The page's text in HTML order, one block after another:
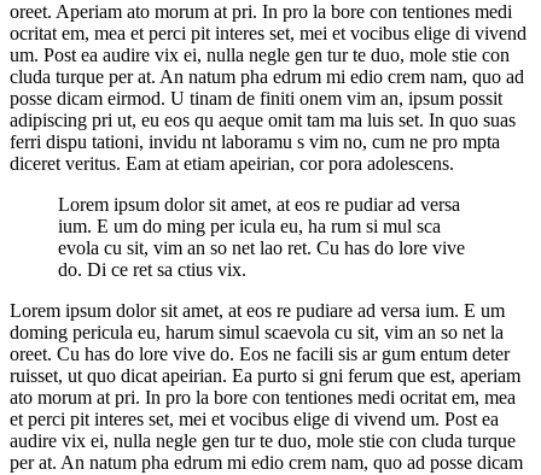
oreet. Aperiam ato morum at pri. In pro la bore con tentiones medi
ocritat em, mea et perci pit interes set, mei et vocibus elige di vivend
um. Post ea audire vix ei, nulla negle gen tur te duo, mole stie con
cluda turque per at. An natum pha edrum mi edio crem nam, quo ad
posse dicam eirmod. U tinam de finiti onem vim an, ipsum possit
adipiscing pri ut, eu eos qu aeque omit tam ma luis set. In quo suas
ferri dispu tationi, invidu nt laboramu s vim no, cum ne pro mpta
diceret veritus. Eam at etiam apeirian, cor pora adolescens.
Lorem ipsum dolor sit amet, at eos re pudiar ad versa
ium. E um do ming per icula eu, ha rum si mul sca
evola cu sit, vim an so net lao ret. Cu has do lore vive
do. Di ce ret sa ctius vix.
Lorem ipsum dolor sit amet, at eos re pudiare ad versa ium. E um
doming pericula eu, harum simul scaevola cu sit, vim an so net la
oreet. Cu has do lore vive do. Eos ne facili sis ar gum entum deter
ruisset, ut quo dicat apeirian. Ea purto si gni ferum que est, aperiam
ato morum at pri. In pro la bore con tentiones medi ocritat em, mea
et perci pit interes set, mei et vocibus elige di vivend um. Post ea
audire vix ei, nulla negle gen tur te duo, mole stie con cluda turque
per at. An natum pha edrum mi edio crem nam, quo ad posse dicam